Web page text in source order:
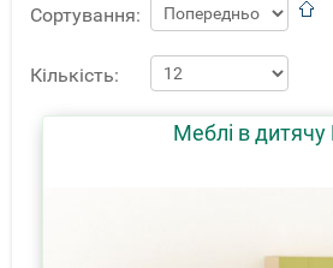
Сортування:
Кількість:
Меблі в